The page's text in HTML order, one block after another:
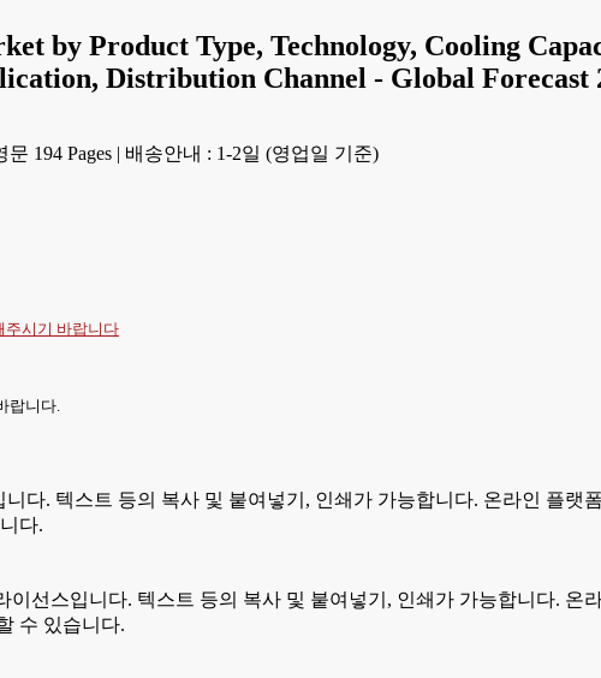
by Product Type, Technology, Cooling
Distribution Channel - Global Forecast
194 Pages | 배송안내 : 1-2일 (영업일 기준)
주시기 바랍니다
랍니다.
다. 텍스트 등의 복사 및 붙여넣기, 인쇄가 가능합니다. 온라인 플랫
다.
선스입니다. 텍스트 등의 복사 및 붙여넣기, 인쇄가 가능합니다. 온
수 있습니다.